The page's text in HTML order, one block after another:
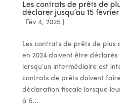
Les contrats de prêts de
déclarer jusqu’au 15 février
Fév 4, 2025
Les contrats de prêts de plus
en 2024 doivent être
lorsqu’un intermédiaire est
contrats de prêts doivent faire
déclaration fiscale lorsque
à 5...